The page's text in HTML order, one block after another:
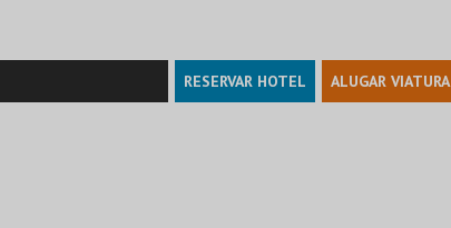
RESERVAR HOTEL ALUGAR VIATURA